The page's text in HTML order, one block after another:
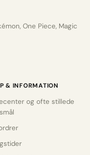
One Piece, Magic
& INFORMATION
og ofte stillede